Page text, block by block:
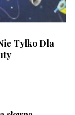
Tylko Dla